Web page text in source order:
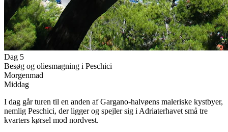
Dag 5
Besøg og oliesmagning i Peschici
Morgenmad
Middag
I dag går turen til en anden af Gargano-halvøens maleriske kystbyer,
nemlig Peschici, der ligger og spejler sig i Adriaterhavet små tre
kvarters kørsel mod nordvest.